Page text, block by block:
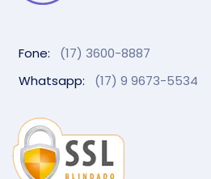
Fone:
(17) 3600-8887
Whatsapp:
(17) 9 9673-5534